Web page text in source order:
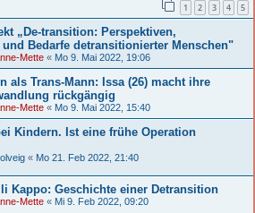
1 2 3 4 5
„De-transition: Perspektiven,
Bedarfe detransitionierter Menschen"
Mette « Mo 9. Mai 2022, 19:06
als Trans-Mann: Issa (26) macht ihre
rückgängig
Mette « Mo 9. Mai 2022, 15:40
Kindern. Ist eine frühe Operation
« Mo 21. Feb 2022, 21:40
Kappo: Geschichte einer Detransition
Mette « Mi 9. Feb 2022, 09:20